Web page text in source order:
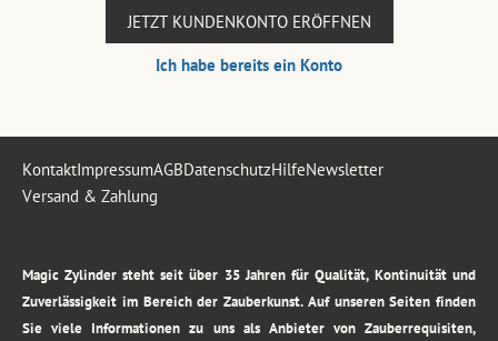
JETZT KUNDENKONTO ERÖFFNEN
Ich habe bereits ein Konto
KontaktImpressumAGBDatenschutzHilfeNewsletter
Versand & Zahlung
Magic Zylinder steht seit über 35 Jahren für Qualität, Kontinuität und
Zuverlässigkeit im Bereich der Zauberkunst. Auf unseren Seiten finden
Sie viele Informationen zu uns als Anbieter von Zauberrequisiten,